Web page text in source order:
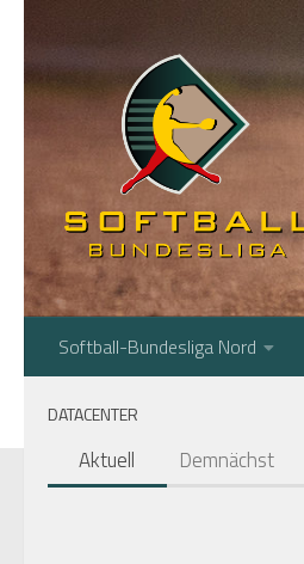
Softball-Bundesliga Nord
DATACENTER
Aktuell Demnächst